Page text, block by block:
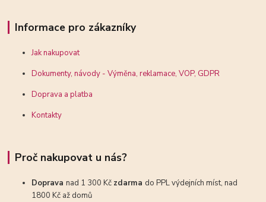
Informace pro zákazníky
Jak nakupovat
Dokumenty, návody - Výměna, reklamace, VOP, GDPR
Doprava a platba
Kontakty
Proč nakupovat u nás?
Dopravanad 1 300 Kč zdarma do PPL výdejních míst, nad
1800 Kč až domů